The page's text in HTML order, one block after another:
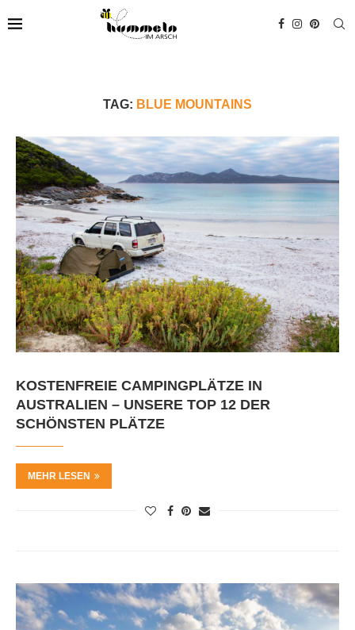
TAG: BLUE MOUNTAINS
KOSTENFREIE CAMPINGPLÄTZE IN
AUSTRALIEN – UNSERE TOP 12 DER
SCHÖNSTEN PLÄTZE
MEHR LESEN